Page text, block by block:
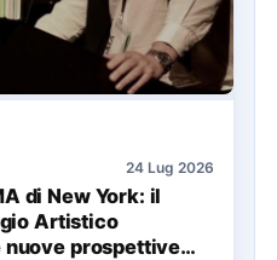
24 Lug 2026
di New York: il
Artistico
nuove prospettive